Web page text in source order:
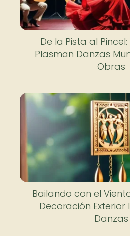
De la Pista al
Plasman Danzas
Obras
Bailando con el
Decoración Exterior
Danzas